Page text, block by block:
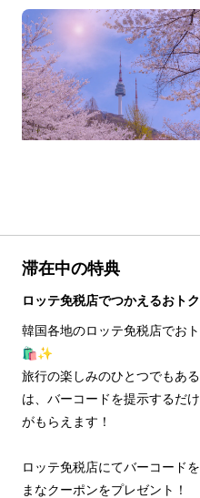
滞在中の特典
ロッテ免税店でつかえるお
韓国各地のロッテ免税店でお
🛍️✨
旅行の楽しみのひとつでもあ
は、バーコードを提示するだ
がもらえます！
ロッテ免税店にてバーコード
まなクーポンをプレゼント！